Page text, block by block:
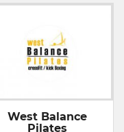
West Balance
Pilates